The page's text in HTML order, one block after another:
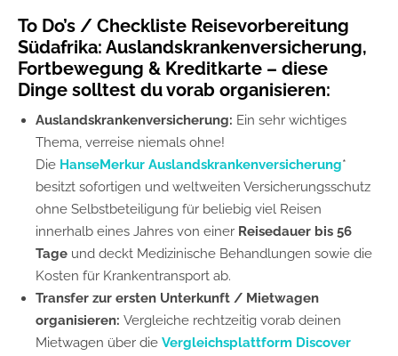
To Do’s / Checkliste Reisevorbereitung
Südafrika: Auslandskrankenversicherung,
Fortbewegung & Kreditkarte – diese
Dinge solltest du vorab organisieren:
Auslandskrankenversicherung: Ein sehr wichtiges
Thema, verreise niemals ohne!
Die HanseMerkur Auslandskrankenversicherung*
besitzt sofortigen und weltweiten Versicherungsschutz
ohne Selbstbeteiligung für beliebig viel Reisen
innerhalb eines Jahres von einer Reisedauer bis 56
Tage und deckt Medizinische Behandlungen sowie die
Kosten für Krankentransport ab.
Transfer zur ersten Unterkunft / Mietwagen
organisieren: Vergleiche rechtzeitig vorab deinen
Mietwagen über die Vergleichsplattform Discover